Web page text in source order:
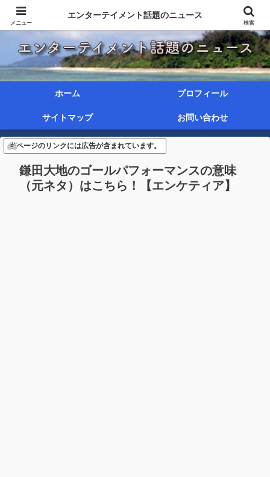
ホーム プロフィール
サイトマップ お問い合わせ
当ページのリンクには広告が含まれています。
鎌田大地のゴールパフォーマンスの意味
（元ネタ）はこちら！【エンケティア】
メニュー
エンターテイメント話題のニュース
検索